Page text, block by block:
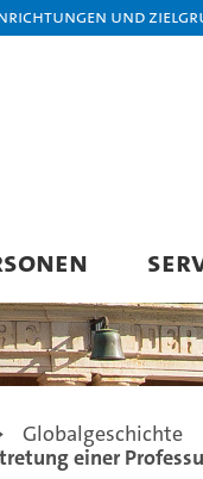
und
Globalgeschichte
einer